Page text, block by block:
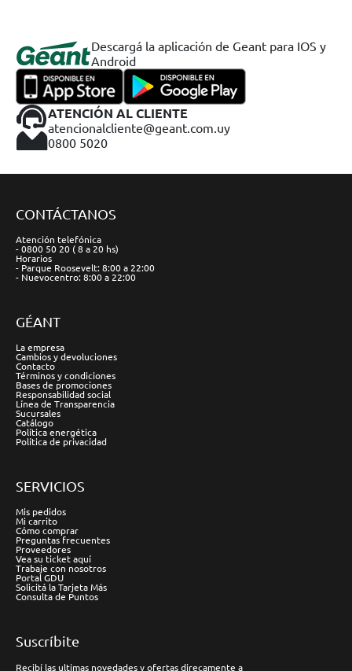
Descargá la aplicación de Geant para IOS y
Android
ATENCIÓN AL CLIENTE
atencionalcliente@geant.com.uy
0800 5020
CONTÁCTANOS
Atención telefónica
- 0800 50 20 ( 8 a 20 hs)
Horarios
- Parque Roosevelt: 8:00 a 22:00
- Nuevocentro: 8:00 a 22:00
GÉANT
La empresa
Cambios y devoluciones
Contacto
Términos y condiciones
Bases de promociones
Responsabilidad social
Línea de Transparencia
Sucursales
Catálogo
Política energética
Política de privacidad
SERVICIOS
Mis pedidos
Mi carrito
Cómo comprar
Preguntas frecuentes
Proveedores
Vea su ticket aquí
Trabaje con nosotros
Portal GDU
Solicitá la Tarjeta Más
Consulta de Puntos
Suscríbite
Recibí las ultimas novedades y ofertas direcamente a